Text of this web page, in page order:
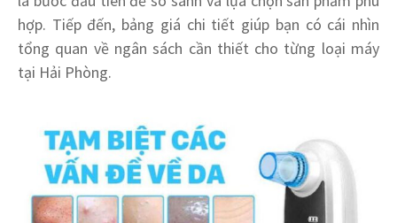
hợp. Tiếp đến, bảng giá chi tiết giúp bạn có cái nhìn
tổng quan về ngân sách cần thiết cho từng loại máy
tại Hải Phòng.